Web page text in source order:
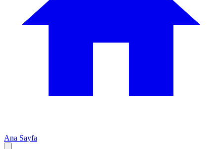
Ana Sayfa